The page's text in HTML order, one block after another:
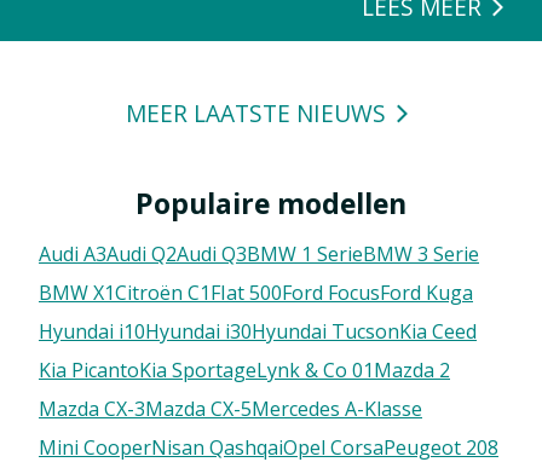
LEES MEER
MEER LAATSTE NIEUWS
Populaire modellen
Audi A3Audi Q2Audi Q3BMW 1 SerieBMW 3 Serie
BMW X1Citroën C1FIat 500Ford FocusFord Kuga
Hyundai i10Hyundai i30Hyundai TucsonKia Ceed
Kia PicantoKia SportageLynk & Co 01Mazda 2
Mazda CX-3Mazda CX-5Mercedes A-Klasse
Mini CooperNisan QashqaiOpel CorsaPeugeot 208